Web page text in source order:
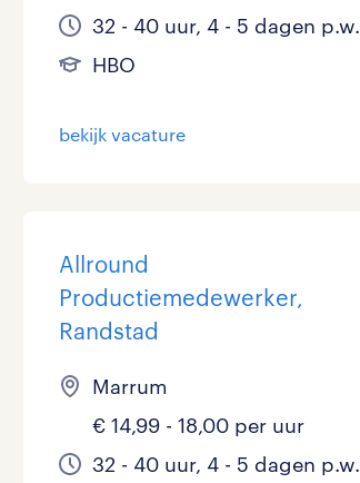
32 - 40 uur, 4 - 5 dagen p.w.
HBO
bekijk vacature
Allround
Productiemedewerker,
Randstad
Marrum
€ 14,99 - 18,00 per uur
32 - 40 uur, 4 - 5 dagen p.w.